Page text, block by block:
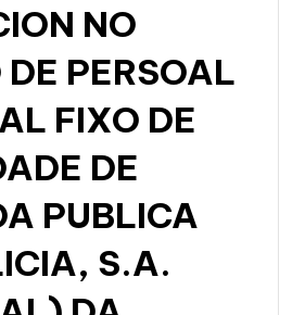
NO
PERSOAL
FIXO DE
DE
PUBLICA
S.A.